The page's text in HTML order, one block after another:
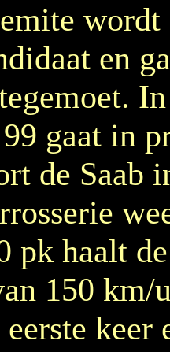
en
gaat in
de Saab
pk haalt
150 km/